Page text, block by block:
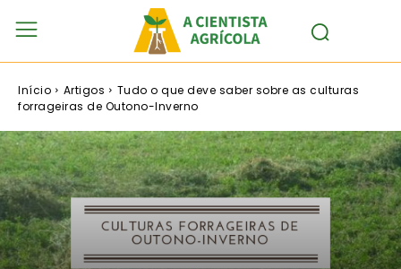
Início Artigos
Tudo o que deve saber sobre as culturas
forrageiras de Outono-Inverno